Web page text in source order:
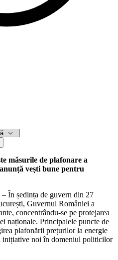
măsurile de plafonare a
vești bune pentru
– În ședința de guvern din 27
Guvernul României a
concentrându-se pe protejarea
naționale. Principalele puncte de
plafonării prețurilor la energie
inițiative noi în domeniul politicilor